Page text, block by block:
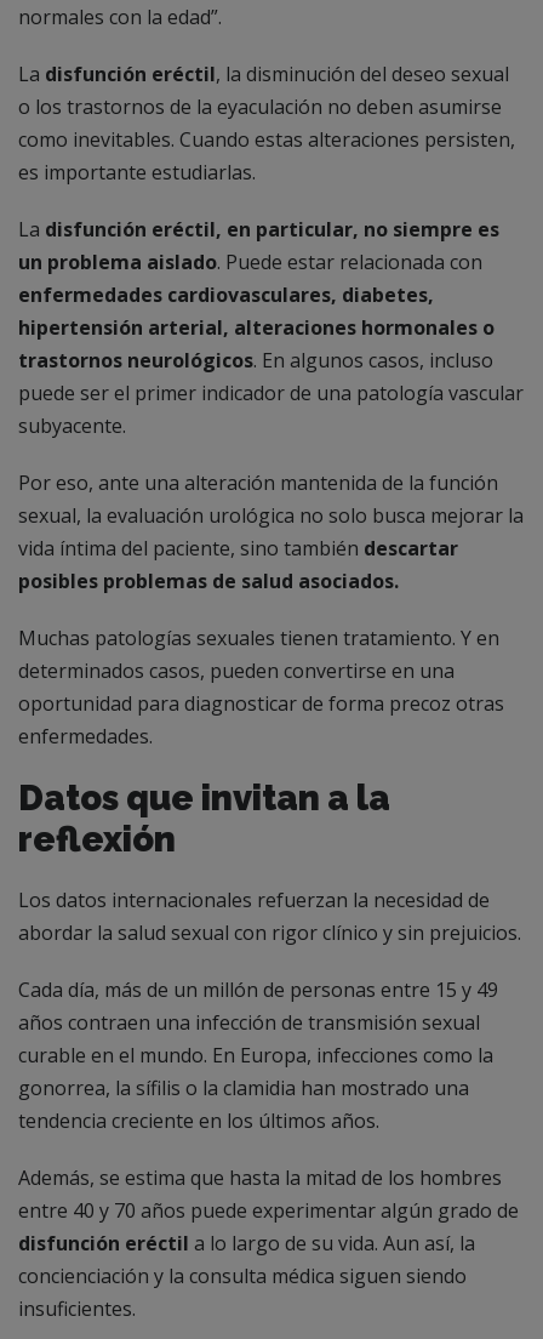
normales con la edad”.
La disfunción eréctil, la disminución del deseo sexual
o los trastornos de la eyaculación no deben asumirse
como inevitables. Cuando estas alteraciones persisten,
es importante estudiarlas.
La disfunción eréctil, en particular, no siempre es
un problema aislado. Puede estar relacionada con
enfermedades cardiovasculares, diabetes,
hipertensión arterial, alteraciones hormonales o
trastornos neurológicos. En algunos casos, incluso
puede ser el primer indicador de una patología vascular
subyacente.
Por eso, ante una alteración mantenida de la función
sexual, la evaluación urológica no solo busca mejorar la
vida íntima del paciente, sino también descartar
posibles problemas de salud asociados.
Muchas patologías sexuales tienen tratamiento. Y en
determinados casos, pueden convertirse en una
oportunidad para diagnosticar de forma precoz otras
enfermedades.
Datos que invitan a la
reflexión
Los datos internacionales refuerzan la necesidad de
abordar la salud sexual con rigor clínico y sin prejuicios.
Cada día, más de un millón de personas entre 15 y 49
años contraen una infección de transmisión sexual
curable en el mundo. En Europa, infecciones como la
gonorrea, la sífilis o la clamidia han mostrado una
tendencia creciente en los últimos años.
Además, se estima que hasta la mitad de los hombres
entre 40 y 70 años puede experimentar algún grado de
disfunción eréctil a lo largo de su vida. Aun así, la
concienciación y la consulta médica siguen siendo
insuficientes.